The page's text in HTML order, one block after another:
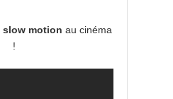
slow motion au cinéma
!